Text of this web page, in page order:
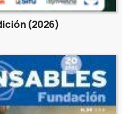
(2026)